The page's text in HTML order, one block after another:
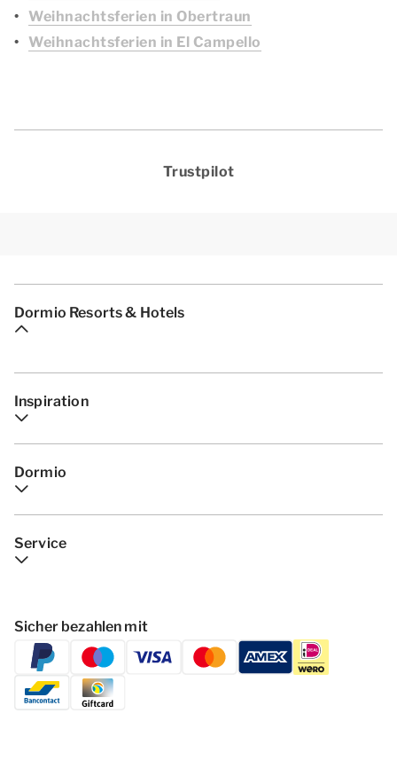
Weihnachtsferien in Obertraun
Weihnachtsferien in El Campello
Trustpilot
Dormio Resorts & Hotels
Inspiration
Dormio
Service
Sicher bezahlen mit